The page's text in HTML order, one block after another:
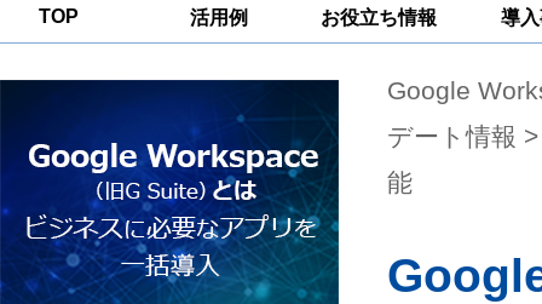
TOP 活用例 お役立ち情報
一
導
グループウェア
移行支援
Google
Workspace
セキュリティ
対策サービス
Google
デート情報
能